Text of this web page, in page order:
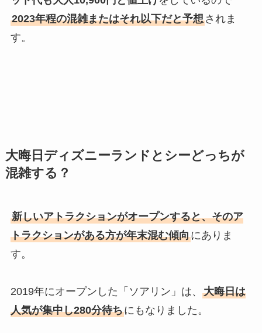
2023年程の混雑またはそれ以下だと予想されま
す。
大晦日ディズニーランドとシーどっちが
混雑する？
新しいアトラクションがオープンすると、そのア
トラクションがある方が年末混む傾向にありま
す。
2019年にオープンした「ソアリン」は、 大晦日は
人気が集中し280分待ちにもなりました。